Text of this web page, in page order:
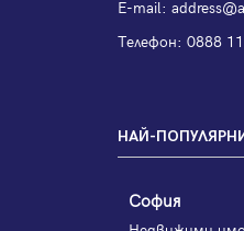
Е-mail:
Телефон: 0888
НАЙ-
София